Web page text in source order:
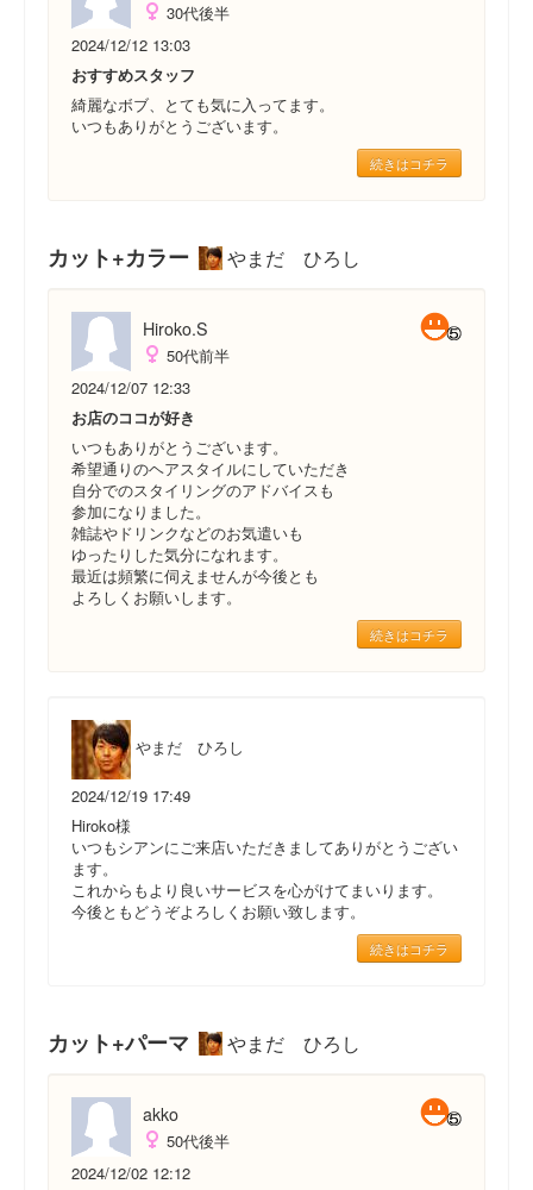
30代後半
2024/12/12 13:03
おすすめスタッフ
綺麗なボブ、とても気に入ってます。
いつもありがとうございます。
続きはコチラ
カット+カラー やまだ ひろし
Hiroko.S
50代前半
2024/12/07 12:33
お店のココが好き
いつもありがとうございます。
希望通りのヘアスタイルにしていただき
自分でのスタイリングのアドバイスも
参加になりました。
雑誌やドリンクなどのお気遣いも
ゆったりした気分になれます。
最近は頻繁に伺えませんが今後とも
よろしくお願いします。
続きはコチラ
やまだ ひろし
2024/12/19 17:49
Hiroko様
いつもシアンにご来店いただきましてありがとうござい
ます。
これからもより良いサービスを心がけてまいります。
今後ともどうぞよろしくお願い致します。
続きはコチラ
カット+パーマ やまだ ひろし
akko
50代後半
2024/12/02 12:12